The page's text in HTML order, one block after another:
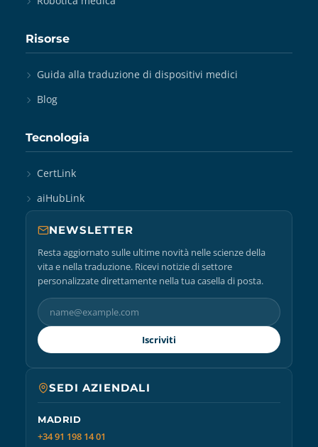
Risorse
Guida alla traduzione di dispositivi medici
Blog
Tecnologia
CertLink
aiHubLink
NEWSLETTER
Resta aggiornato sulle ultime novità nelle scienze della
vita e nella traduzione. Ricevi notizie di settore
personalizzate direttamente nella tua casella di posta.
Iscriviti
SEDI AZIENDALI
MADRID
+34 91 198 14 01